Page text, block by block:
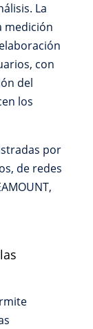
La
medición
con
del
los
por
de redes